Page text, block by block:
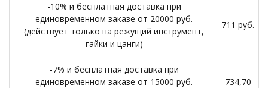
-10% и бесплатная доставка при
единовременном заказе от 20000 руб.
(действует только на режущий инструмент,
гайки и цанги)
711 руб.
-7% и бесплатная доставка при
единовременном заказе от 15000 руб.
734,70